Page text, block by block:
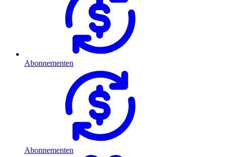
Abonnementen
Abonnementen